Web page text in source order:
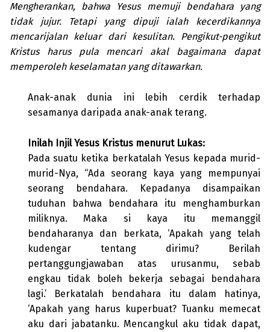
Mengherankan, bahwa Yesus memuji bendahara yang
tidak jujur. Tetapi yang dipuji ialah kecerdikannya
mencarijalan keluar dari kesulitan. Pengikut-pengikut
Kristus harus pula mencari akal bagaimana dapat
memperoleh keselamatan yang ditawarkan.
Anak-anak dunia ini lebih cerdik terhadap
sesamanya daripada anak-anak terang.
Inilah Injil Yesus Kristus menurut Lukas:
Pada suatu ketika berkatalah Yesus kepada murid-
murid-Nya, “Ada seorang kaya yang mempunyai
seorang bendahara. Kepadanya disampaikan
tuduhan bahwa bendahara itu menghamburkan
miliknya. Maka si kaya itu memanggil
bendaharanya dan berkata, ‘Apakah yang telah
kudengar tentang dirimu? Berilah
pertanggungjawaban atas urusanmu, sebab
engkau tidak boleh bekerja sebagai bendahara
lagi.’ Berkatalah bendahara itu dalam hatinya,
‘Apakah yang harus kuperbuat? Tuanku memecat
aku dari jabatanku. Mencangkul aku tidak dapat,